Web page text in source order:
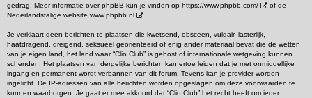
gedrag. Meer informatie over phpBB kun je vinden op https://www.phpbb.com/
of de
Nederlandstalige website www.phpbb.nl
Je verklaart geen berichten te plaatsen die kwetsend, obsceen, vulgair, lasterlijk,
haatdragend, dreigend, seksueel georiënteerd of enig ander materiaal bevat die de wetten
van je eigen land, het land waar “Clio Club” is gehost of internationale wetgeving kunnen
schenden. Het plaatsen van dergelijke berichten kan ertoe leiden dat je met onmiddellijke
ingang en permanent wordt verbannen van dit forum. Tevens kan je provider worden
ingelicht. De IP-adressen van alle berichten worden opgeslagen om deze voorwaarden te
kunnen waarborgen. Je gaat er mee akkoord dat “Clio Club” het recht heeft om ieder